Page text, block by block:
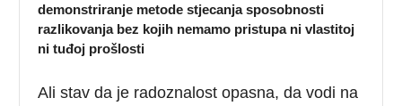
demonstriranje metode stjecanja sposobnosti
razlikovanja bez kojih nemamo pristupa ni vlastitoj
ni tuđoj prošlosti
Ali stav da je radoznalost opasna, da vodi na